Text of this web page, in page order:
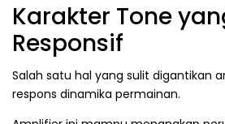
Karakter Tone
Responsif
Salah satu hal yang sulit digantikan
respons dinamika permainan.